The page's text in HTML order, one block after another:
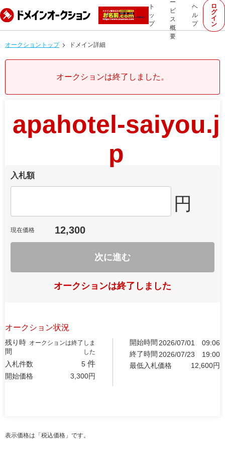
ト
ッ
プ
ー
ビ
ス
概
要
ヘ
ル
プ
ロ
グ
イ
ン
オークショントップ ドメイン詳細
オークションは終了しました。
apahotel-saiyou.j
p
入札額
円
現在価格 12,300
次に進む
オークションは終了しました
オークション状況
残り時
間
オークションは終了しま
した
入札件数 5 件
開始価格 3,300円
開始時間 2026/07/01
09:06
終了時間 2026/07/23
19:00
最低入札価格
12,600円
表示価格は「税込価格」です。